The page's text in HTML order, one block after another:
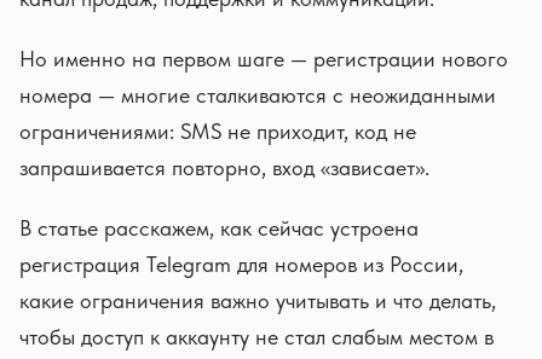
Но именно на первом шаге — регистрации нового
номера — многие сталкиваются с неожиданными
ограничениями: SMS не приходит, код не
запрашивается повторно, вход «зависает».
В статье расскажем, как сейчас устроена
регистрация Telegram для номеров из России,
какие ограничения важно учитывать и что делать,
чтобы доступ к аккаунту не стал слабым местом в